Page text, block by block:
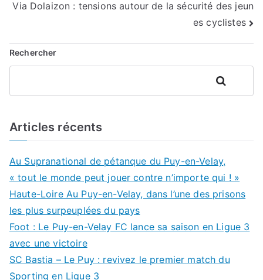
Via Dolaizon : tensions autour de la sécurité des jeun
es cyclistes
Rechercher
Rechercher
Articles récents
Au Supranational de pétanque du Puy-en-Velay,
« tout le monde peut jouer contre n’importe qui ! »
Haute-Loire Au Puy-en-Velay, dans l’une des prisons
les plus surpeuplées du pays
Foot : Le Puy-en-Velay FC lance sa saison en Ligue 3
avec une victoire
SC Bastia – Le Puy : revivez le premier match du
Sporting en Ligue 3